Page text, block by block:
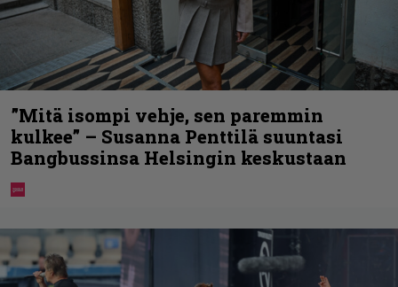
”Mitä isompi vehje, sen paremmin
kulkee” – Susanna Penttilä suuntasi
Bangbussinsa Helsingin keskustaan